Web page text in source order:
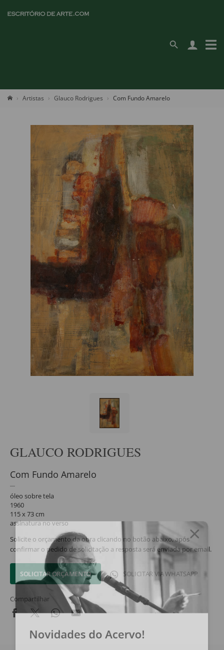
Artistas Glauco Rodrigues Com Fundo Amarelo
GLAUCO RODRIGUES
Com Fundo Amarelo
óleo sobre tela
1960
115 x 73 cm
assinatura no verso
Solicite o orçamento da obra clicando no botão abaixo, após
confirmar o pedido de solicitação a resposta será enviada por email.
SOLICITAR ORÇAMENTO SOLICITAR VIA WHATSAPP
Compartilhar
Novidades do Acervo!